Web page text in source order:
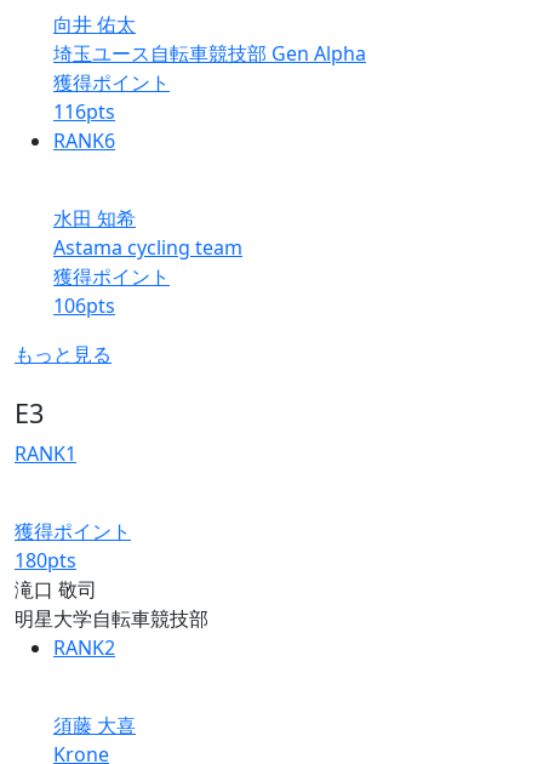
向井 佑太
埼玉ユース自転車競技部 Gen Alpha
獲得ポイント
116pts
RANK6
水田 知希
Astama cycling team
獲得ポイント
106pts
もっと見る
E3
RANK1
獲得ポイント
180pts
滝口 敬司
明星大学自転車競技部
RANK2
須藤 大喜
Krone